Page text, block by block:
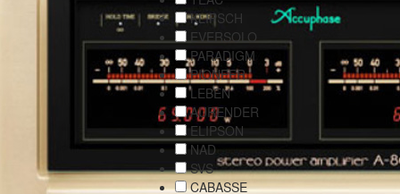
KLIPSCH
EVERSOLO
PARADIGM
PIONEER
LEBEN
AURENDER
ELIPSON
NAD
SVS
CABASSE